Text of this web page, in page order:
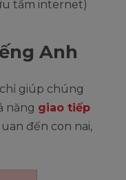
Anh
giúp chúng
năng giao tiếp
đến con nai,